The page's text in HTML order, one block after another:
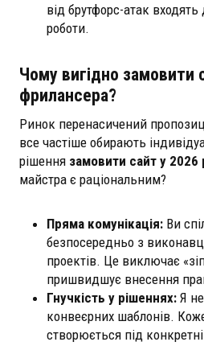
від брутфорс-атак
роботи.
Чому вигідно замовити
фрилансера?
Ринок перенасичений
все частіше обирають
рішення замовити сайт у 2026
майстра є раціональним?
Пряма комунікація: Ви
безпосередньо з
проектів. Це виключає
пришвидшує внесення
Гнучкість у рішеннях: Я
конвеєрних шаблонів.
створюється під